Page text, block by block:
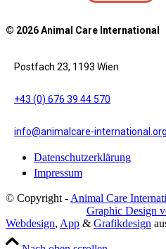
© 2026 Animal Care International
Postfach 23, 1193 Wien
+43 (0) 676 39 44 570
info@animalcare-international.org
Datenschutzerklärung
Impressum
© Copyright - Animal Care
Graphic Design
Webdesign, App & Grafikdesign